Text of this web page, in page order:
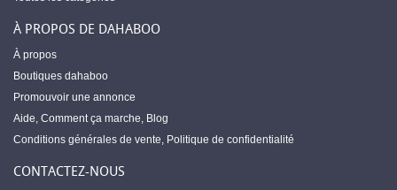
À PROPOS DE DAHABOO
À propos
Boutiques dahaboo
Promouvoir une annonce
Aide, Comment ça marche, Blog
Conditions générales de vente, Politique de confidentialité
CONTACTEZ-NOUS